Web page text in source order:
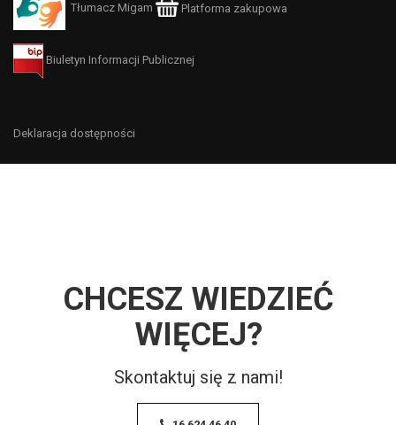
Tłumacz Migam Platforma zakupowa
Biuletyn Informacji Publicznej
Deklaracja dostępności
CHCESZ WIEDZIEĆ
WIĘCEJ?
Skontaktuj się z nami!